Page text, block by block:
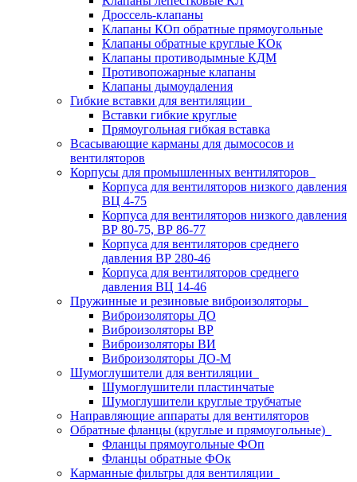
Дроссель-клапаны
Клапаны КОп обратные прямоугольные
Клапаны обратные круглые КОк
Клапаны противодымные КДМ
Противопожарные клапаны
Клапаны дымоудаления
Гибкие вставки для вентиляции
Вставки гибкие круглые
Прямоугольная гибкая вставка
Всасывающие карманы для дымососов и
вентиляторов
Корпусы для промышленных вентиляторов
Корпуса для вентиляторов низкого давления
ВЦ 4-75
Корпуса для вентиляторов низкого давления
ВР 80-75, ВР 86-77
Корпуса для вентиляторов среднего
давления ВР 280-46
Корпуса для вентиляторов среднего
давления ВЦ 14-46
Пружинные и резиновые виброизоляторы
Виброизоляторы ДО
Виброизоляторы ВР
Виброизоляторы ВИ
Виброизоляторы ДО-М
Шумоглушители для вентиляции
Шумоглушители пластинчатые
Шумоглушители круглые трубчатые
Направляющие аппараты для вентиляторов
Обратные фланцы (круглые и прямоугольные)
Фланцы прямоугольные ФОп
Фланцы обратные ФОк
Карманные фильтры для вентиляции